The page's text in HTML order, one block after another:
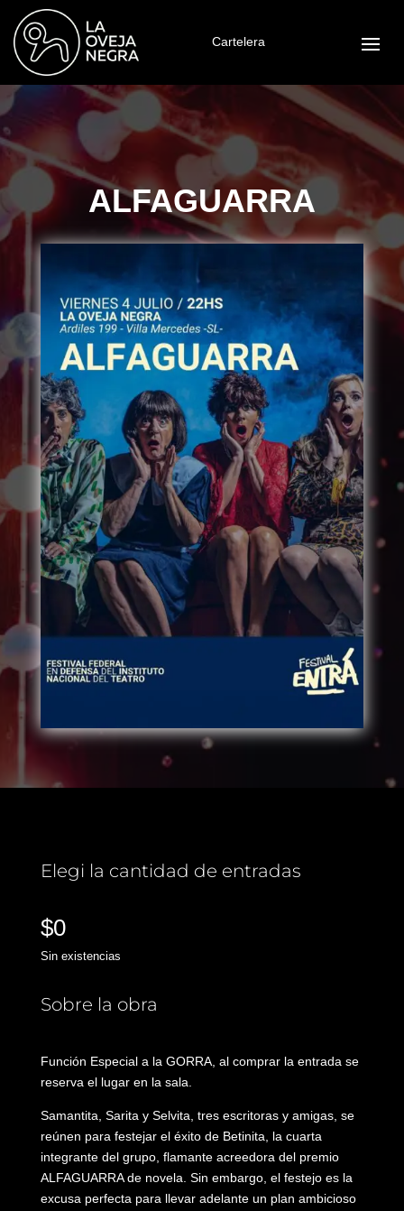
Cartelera
ALFAGUARRA
Elegi la cantidad de entradas
$0
Sin existencias
Sobre la obra
Función Especial a la GORRA, al comprar la entrada se
reserva el lugar en la sala.
Samantita, Sarita y Selvita, tres escritoras y amigas, se
reúnen para festejar el éxito de Betinita, la cuarta
integrante del grupo, flamante acreedora del premio
ALFAGUARRA de novela. Sin embargo, el festejo es la
excusa perfecta para llevar adelante un plan ambicioso